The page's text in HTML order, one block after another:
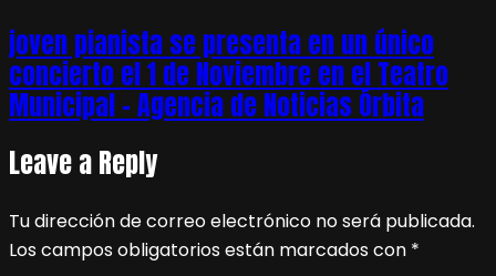
joven pianista se presenta en un único
concierto el 1 de Noviembre en el Teatro
Municipal – Agencia de Noticias Órbita
Leave a Reply
Tu dirección de correo electrónico no será publicada.
Los campos obligatorios están marcados con *